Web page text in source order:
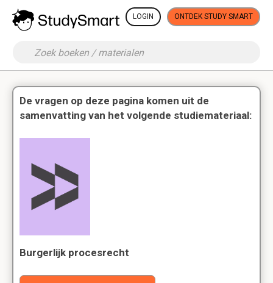
LOGIN ONTDEK STUDY SMART
De vragen op deze pagina komen uit de
samenvatting van het volgende studiemateriaal:
Burgerlijk procesrecht